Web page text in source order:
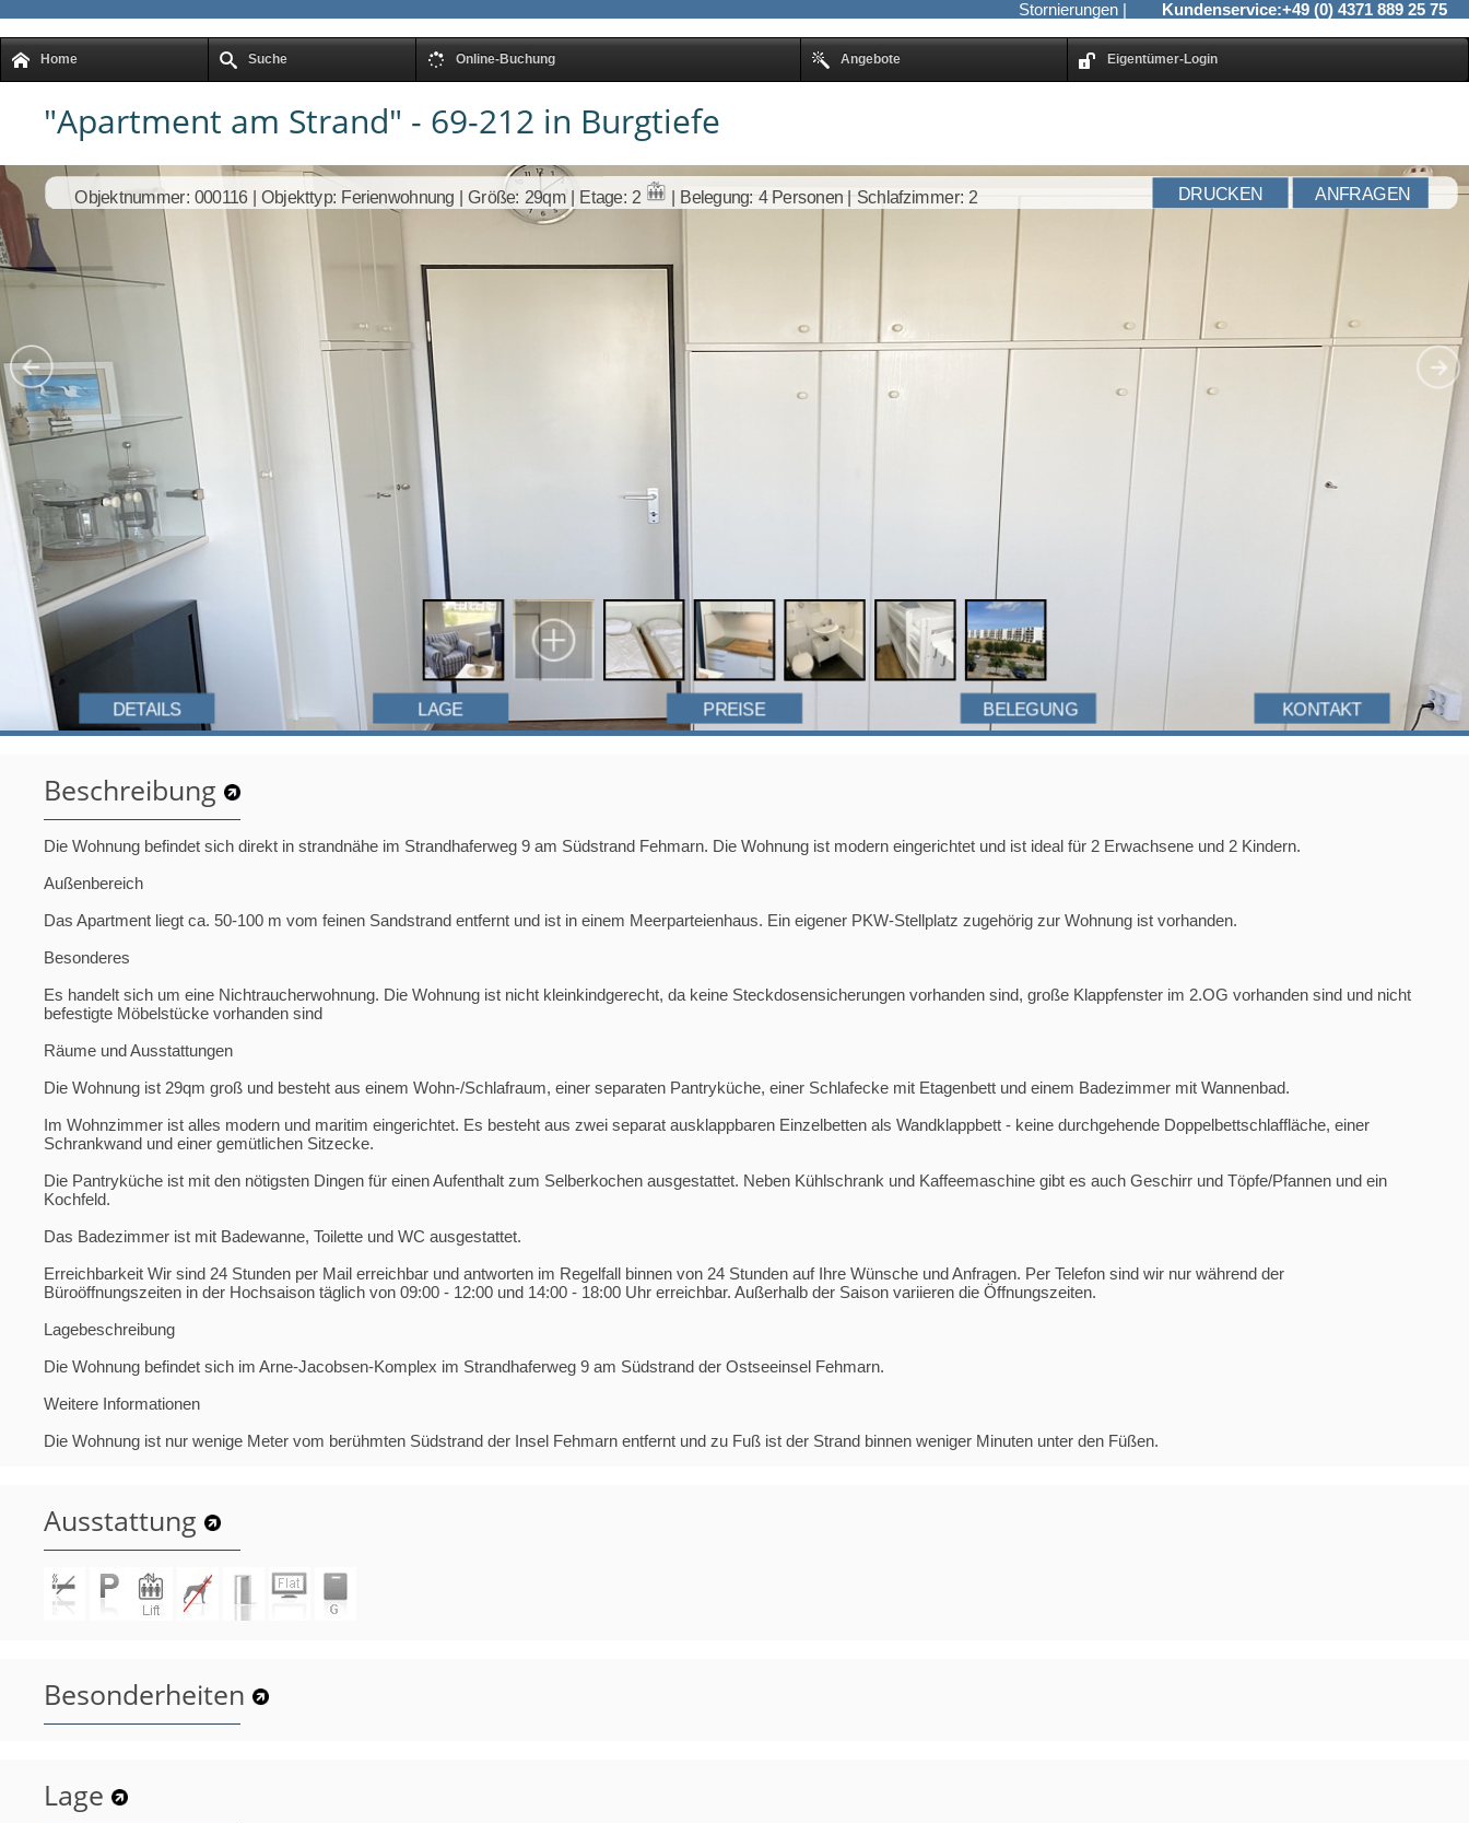
Stornierungen | Kundenservice:+49 (0) 4371 889 25 75
Home Suche Online-Buchung Angebote Eigentümer-Login
"Apartment am Strand" - 69-212 in Burgtiefe
Objektnummer: 000116 | Objekttyp: Ferienwohnung | Größe: 29qm | Etage: 2 | Belegung: 4 Personen | Schlafzimmer: 2 DRUCKEN ANFRAGEN
DETAILS LAGE PREISE BELEGUNG KONTAKT
Beschreibung
Die Wohnung befindet sich direkt in strandnähe im Strandhaferweg 9 am Südstrand Fehmarn. Die Wohnung ist modern eingerichtet und ist ideal für 2 Erwachsene und 2 Kindern.
Außenbereich
Das Apartment liegt ca. 50-100 m vom feinen Sandstrand entfernt und ist in einem Meerparteienhaus. Ein eigener PKW-Stellplatz zugehörig zur Wohnung ist vorhanden.
Besonderes
Es handelt sich um eine Nichtraucherwohnung. Die Wohnung ist nicht kleinkindgerecht, da keine Steckdosensicherungen vorhanden sind, große Klappfenster im 2.OG vorhanden sind und nicht
befestigte Möbelstücke vorhanden sind
Räume und Ausstattungen
Die Wohnung ist 29qm groß und besteht aus einem Wohn-/Schlafraum, einer separaten Pantryküche, einer Schlafecke mit Etagenbett und einem Badezimmer mit Wannenbad.
Im Wohnzimmer ist alles modern und maritim eingerichtet. Es besteht aus zwei separat ausklappbaren Einzelbetten als Wandklappbett - keine durchgehende Doppelbettschlaffläche, einer
Schrankwand und einer gemütlichen Sitzecke.
Die Pantryküche ist mit den nötigsten Dingen für einen Aufenthalt zum Selberkochen ausgestattet. Neben Kühlschrank und Kaffeemaschine gibt es auch Geschirr und Töpfe/Pfannen und ein
Kochfeld.
Das Badezimmer ist mit Badewanne, Toilette und WC ausgestattet.
Erreichbarkeit Wir sind 24 Stunden per Mail erreichbar und antworten im Regelfall binnen von 24 Stunden auf Ihre Wünsche und Anfragen. Per Telefon sind wir nur während der
Büroöffnungszeiten in der Hochsaison täglich von 09:00 - 12:00 und 14:00 - 18:00 Uhr erreichbar. Außerhalb der Saison variieren die Öffnungszeiten.
Lagebeschreibung
Die Wohnung befindet sich im Arne-Jacobsen-Komplex im Strandhaferweg 9 am Südstrand der Ostseeinsel Fehmarn.
Weitere Informationen
Die Wohnung ist nur wenige Meter vom berühmten Südstrand der Insel Fehmarn entfernt und zu Fuß ist der Strand binnen weniger Minuten unter den Füßen.
Ausstattung
Besonderheiten
Lage